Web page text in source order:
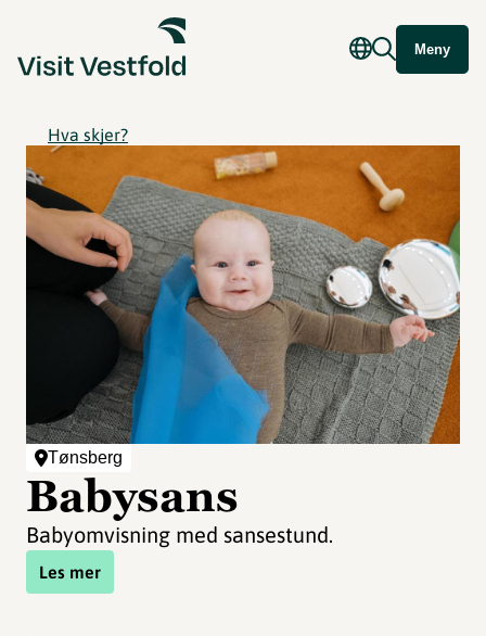
Meny
Hva skjer?
Tønsberg
Babysans
Babyomvisning med sansestund.
Les mer